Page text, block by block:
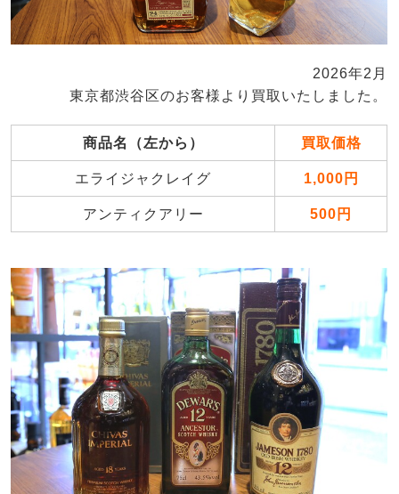
2026年2月
東京都渋谷区のお客様より買取いたしました。
商品名（左から） 買取価格
エライジャクレイグ 1,000円
アンティクアリー 500円